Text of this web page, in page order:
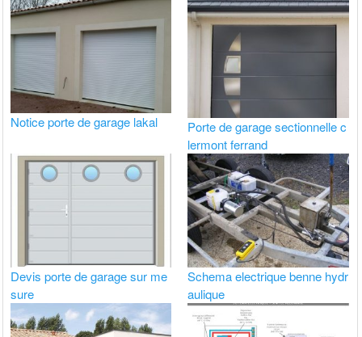
Notice porte de garage lakal
Porte de garage sectionnelle c
lermont ferrand
Devis porte de garage sur me
sure
Schema electrique benne hydr
aulique